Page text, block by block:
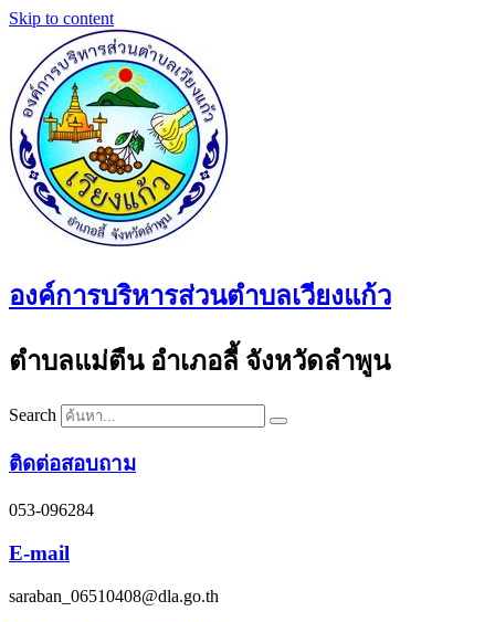
Skip to content
องค์การบริหารส่วนตำบลเวียงแก้ว
ตำบลแม่ตืน อำเภอลี้ จังหวัดลำพูน
Search
ติดต่อสอบถาม
053-096284
E-mail
saraban_06510408@dla.go.th